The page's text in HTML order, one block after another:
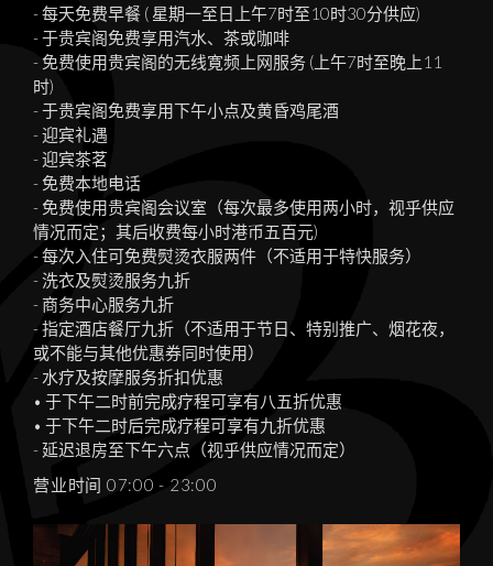
- 每天免费早餐 ( 星期一至日上午7时至10时30分供应)
- 于贵宾阁免费享用汽水、茶或咖啡
- 免费使用贵宾阁的无线寛频上网服务 (上午7时至晚上11
时)
- 于贵宾阁免费享用下午小点及黄昏鸡尾酒
- 迎宾礼遇
- 迎宾茶茗
- 免费本地电话
- 免费使用贵宾阁会议室（每次最多使用两小时，视乎供应
情况而定；其后收费每小时港币五百元)
- 每次入住可免费熨烫衣服两件（不适用于特快服务）
- 洗衣及熨烫服务九折
- 商务中心服务九折
- 指定酒店餐厅九折（不适用于节日、特别推广、烟花夜，
或不能与其他优惠券同时使用）
- 水疗及按摩服务折扣优惠
• 于下午二时前完成疗程可享有八五折优惠
• 于下午二时后完成疗程可享有九折优惠
- 延迟退房至下午六点（视乎供应情况而定）
营业时间 07:00 - 23:00